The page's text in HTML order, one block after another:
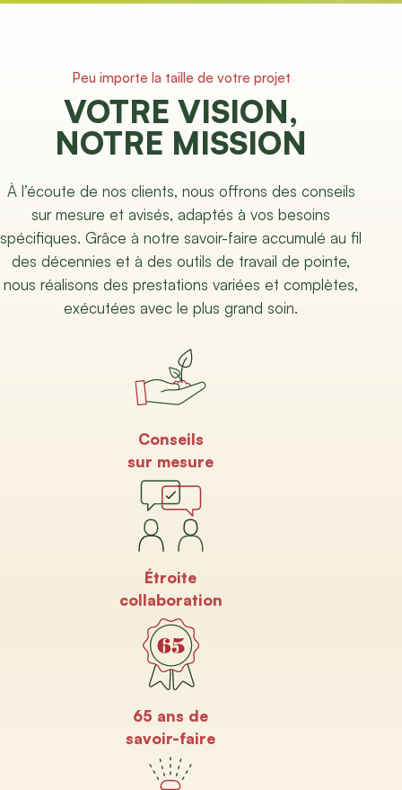
Peu importe la taille de votre projet
VOTRE VISION,
NOTRE MISSION
À l’écoute de nos clients, nous offrons des conseils
sur mesure et avisés, adaptés à vos besoins
spécifiques. Grâce à notre savoir-faire accumulé au fil
des décennies et à des outils de travail de pointe,
nous réalisons des prestations variées et complètes,
exécutées avec le plus grand soin.
Conseils
sur mesure
Étroite
collaboration
65 ans de
savoir-faire